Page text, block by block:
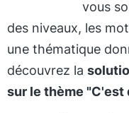
vous
des niveaux, les
une thématique
découvrez la
sur le thème "C'est